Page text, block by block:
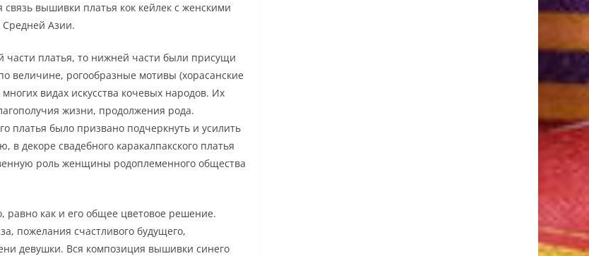
вышивки платья кок кейлек с женскими
Средней Азии.
части платья, то нижней части были присущи
величине, рогообразные мотивы (хорасанские
видах искусства кочевых народов. Их
жизни, продолжения рода.
платья было призвано подчеркнуть и усилить
свадебного каракалпакского платья
роль женщины родоплеменного общества
равно как и его общее цветовое решение.
пожелания счастливого будущего,
девушки. Вся композиция вышивки синего